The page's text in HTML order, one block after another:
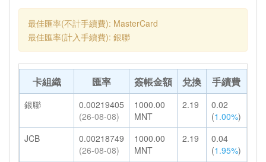
最佳匯率(不計手續費): MasterCard
最佳匯率(計入手續費): 銀聯
卡組織 匯率 簽帳金額 兌換 手續費
銀聯
0.00219405
(26-08-08)
1000.00
MNT
2.19
0.02
(1.00%)
JCB
0.00218749
(26-08-08)
1000.00
MNT
2.19
0.04
(1.95%)